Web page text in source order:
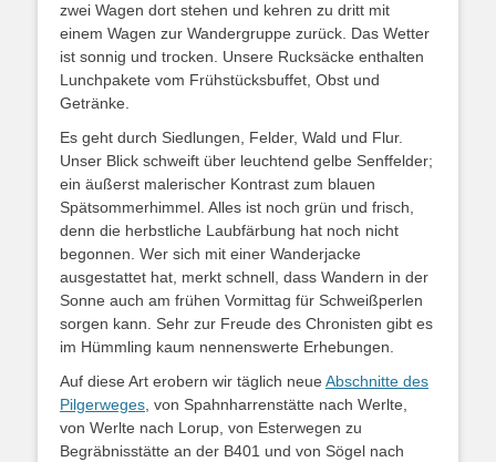
zwei Wagen dort stehen und kehren zu dritt mit
einem Wagen zur Wandergruppe zurück. Das Wetter
ist sonnig und trocken. Unsere Rucksäcke enthalten
Lunchpakete vom Frühstücksbuffet, Obst und
Getränke.
Es geht durch Siedlungen, Felder, Wald und Flur.
Unser Blick schweift über leuchtend gelbe Senffelder;
ein äußerst malerischer Kontrast zum blauen
Spätsommerhimmel. Alles ist noch grün und frisch,
denn die herbstliche Laubfärbung hat noch nicht
begonnen. Wer sich mit einer Wanderjacke
ausgestattet hat, merkt schnell, dass Wandern in der
Sonne auch am frühen Vormittag für Schweißperlen
sorgen kann. Sehr zur Freude des Chronisten gibt es
im Hümmling kaum nennenswerte Erhebungen.
Auf diese Art erobern wir täglich neue Abschnitte des
Pilgerweges, von Spahnharrenstätte nach Werlte,
von Werlte nach Lorup, von Esterwegen zu
Begräbnisstätte an der B401 und von Sögel nach